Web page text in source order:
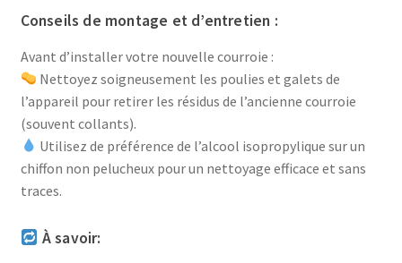
Conseils de montage et d’entretien :
Avant d’installer votre nouvelle courroie :
Nettoyez soigneusement les poulies et galets de
l’appareil pour retirer les résidus de l’ancienne courroie
(souvent collants).
Utilisez de préférence de l’alcool isopropylique sur un
chiffon non pelucheux pour un nettoyage efficace et sans
traces.
À savoir: